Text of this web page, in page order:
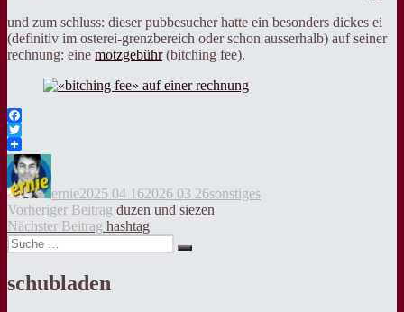
und zum schluss: dieser pubbesucher hatte ein besonders dickes ei
(definitiv im osterei-grenzbereich oder schon ausserhalb) auf seiner
rechnung: eine motzgebühr(bitching fee).
Facebook
Twitter
ernie2025 04 162026 03 26sonstiges
Beitragsnavigation
Vorheriger Beitrag Vorheriger
Beitrag:
duzen und siezen
Nächster Beitrag Nächster
Beitrag:
hashtag
Suche
nach:
Suche
schubladen